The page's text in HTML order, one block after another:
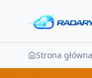
Strona główna